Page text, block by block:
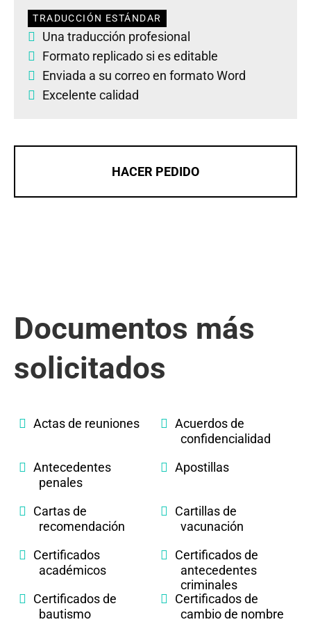
TRADUCCIÓN ESTÁNDAR
Una traducción profesional
Formato replicado si es editable
Enviada a su correo en formato Word
Excelente calidad
HACER PEDIDO
Documentos más
solicitados
Actas de reuniones
Acuerdos de
confidencialidad
Antecedentes
penales
Apostillas
Cartas de
recomendación
Cartillas de
vacunación
Certificados
académicos
Certificados de
antecedentes
criminales
Certificados de
bautismo
Certificados de
cambio de nombre